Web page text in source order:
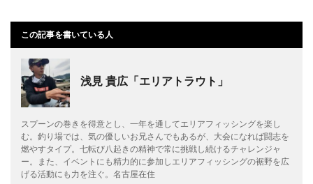
この記事を書いている人
浅見 貴広「エリアトラウト」
スプーンの巻きを得意とし、一年を通してエリアフィッシングを楽し
む。釣り場では、気の優しいお兄さんでもあるが、大会になれば闘志を
燃やすタイプ。七転び八起きの精神で常に挑戦し続けるチャレンジャ
ー。また、イベントにも精力的に参加しエリアフィッシングの裾野を広
げる活動にも力を注ぐ。名古屋在住